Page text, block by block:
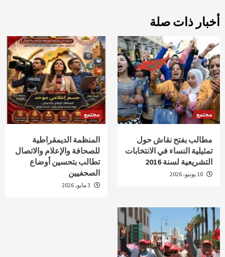
أخبار ذات صلة
مجتمع
مطالب بفتح نقاش حول
تمثيلية النساء في الانتخابات
التشريعية لسنة 2016
مجتمع
المنظمة الديمقراطية
للصحافة والإعلام والاتصال
تطالب بتحسين أوضاع
الصحفيين